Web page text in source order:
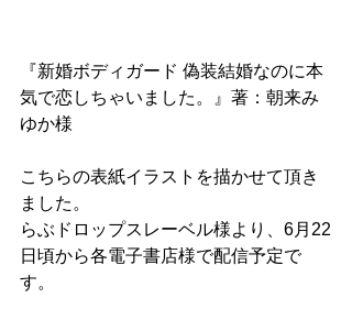
『新婚ボディガード 偽装結婚なのに本
気で恋しちゃいました。』著：朝来み
ゆか様
こちらの表紙イラストを描かせて頂き
ました。
らぶドロップスレーベル様より、6月22
日頃から各電子書店様で配信予定で
す。